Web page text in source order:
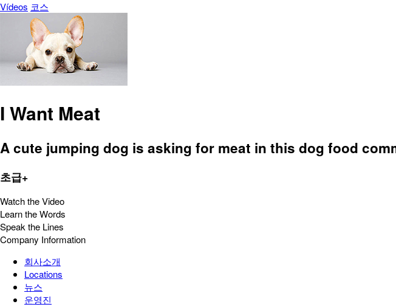
Vídeos 코스
I Want Meat
A cute jumping dog is asking for meat in this dog food
초급+
Watch the Video
Learn the Words
Speak the Lines
Company Information
회사소개
Locations
뉴스
운영진